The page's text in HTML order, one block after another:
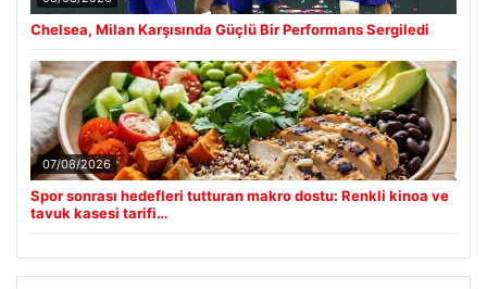
Chelsea, Milan Karşısında Güçlü Bir Performans Sergiledi
07/08/2026
Spor sonrası hedefleri tutturan makro dostu: Renkli kinoa ve
tavuk kasesi tarifi…